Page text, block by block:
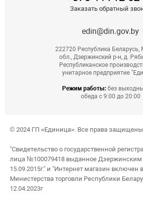
Заказать обратный
edin@din.gov.by
222720 Республика Беларусь,
обл., Дзержинский р-н, д.
Республиканское
унитарное предприятие
Режим работы: без
обеда с 9:00 до 20:00
© 2024 ГП «Единица». Все права защищены
"Свидетельство о государственной
лица №100079418 выданное
15.09.2015г." и "Интернет магазин включен
Министерства торговли Республики
12.04.2023г